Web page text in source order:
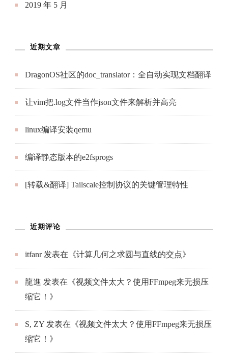
2019 年 5 月
近期文章
DragonOS社区的doc_translator：全自动实现文档翻译
让vim把.log文件当作json文件来解析并高亮
linux编译安装qemu
编译静态版本的e2fsprogs
[转载&翻译] Tailscale控制协议的关键管理特性
近期评论
itfanr发表在《计算几何之求圆与直线的交点》
龍進 发表在《视频文件太大？使用FFmpeg来无损压
缩它！ 》
S, ZY 发表在《视频文件太大？使用FFmpeg来无损压
缩它！ 》